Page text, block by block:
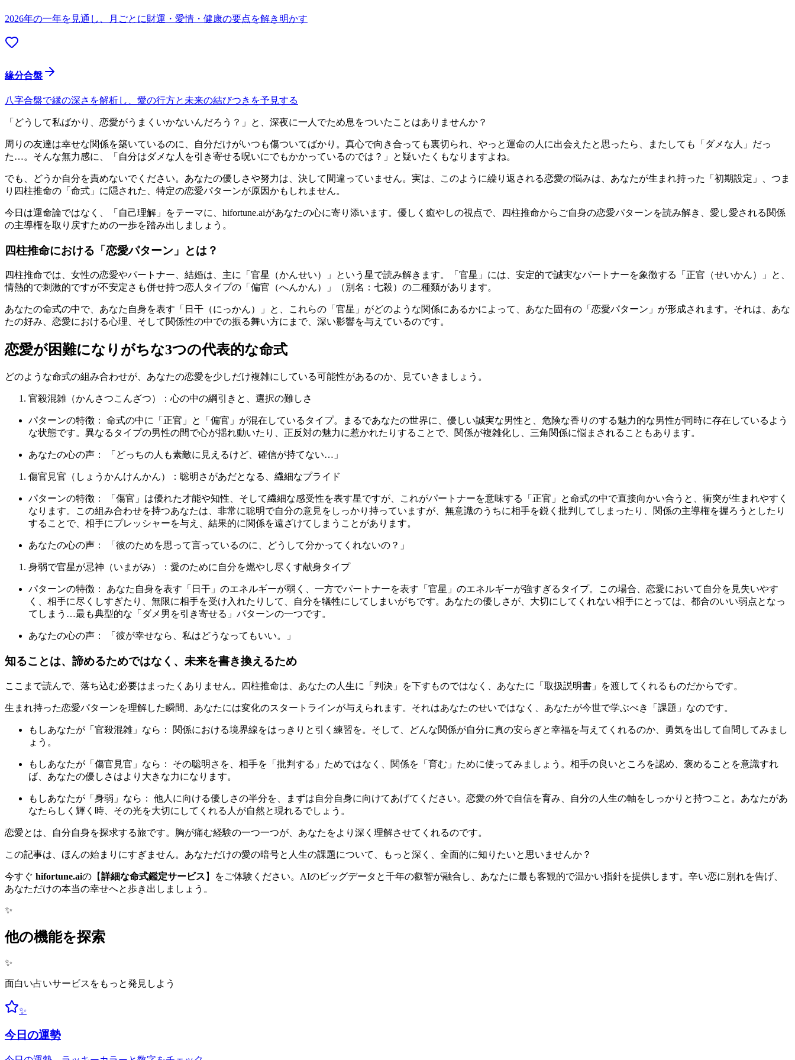
2026年の一年を見通し、月ごとに財運・愛情・健康の要点を解き明かす
緣分合盤
八字合盤で縁の深さを解析し、愛の行方と未来の結びつきを予見する
「どうして私ばかり、恋愛がうまくいかないんだろう？」と、深夜に一人でため息をついたことはありませんか？
周りの友達は幸せな関係を築いているのに、自分だけがいつも傷ついてばかり。真心で向き合っても裏切られ、やっと運命の人に出会えたと思ったら、またしても「ダメな人」だっ
た…。そんな無力感に、「自分はダメな人を引き寄せる呪いにでもかかっているのでは？」と疑いたくもなりますよね。
でも、どうか自分を責めないでください。あなたの優しさや努力は、決して間違っていません。実は、このように繰り返される恋愛の悩みは、あなたが生まれ持った「初期設定」、つま
り四柱推命の「命式」に隠された、特定の恋愛パターンが原因かもしれません。
今日は運命論ではなく、「自己理解」をテーマに、hifortune.aiがあなたの心に寄り添います。優しく癒やしの視点で、四柱推命からご自身の恋愛パターンを読み解き、愛し愛される関係
の主導権を取り戻すための一歩を踏み出しましょう。
四柱推命における「恋愛パターン」とは？
四柱推命では、女性の恋愛やパートナー、結婚は、主に「官星（かんせい）」という星で読み解きます。「官星」には、安定的で誠実なパートナーを象徴する「正官（せいかん）」と、
情熱的で刺激的ですが不安定さも併せ持つ恋人タイプの「偏官（へんかん）」（別名：七殺）の二種類があります。
あなたの命式の中で、あなた自身を表す「日干（にっかん）」と、これらの「官星」がどのような関係にあるかによって、あなた固有の「恋愛パターン」が形成されます。それは、あな
たの好み、恋愛における心理、そして関係性の中での振る舞い方にまで、深い影響を与えているのです。
恋愛が困難になりがちな3つの代表的な命式
どのような命式の組み合わせが、あなたの恋愛を少しだけ複雑にしている可能性があるのか、見ていきましょう。
官殺混雑（かんさつこんざつ）：心の中の綱引きと、選択の難しさ
パターンの特徴： 命式の中に「正官」と「偏官」が混在しているタイプ。まるであなたの世界に、優しい誠実な男性と、危険な香りのする魅力的な男性が同時に存在しているよう
な状態です。異なるタイプの男性の間で心が揺れ動いたり、正反対の魅力に惹かれたりすることで、関係が複雑化し、三角関係に悩まされることもあります。
あなたの心の声： 「どっちの人も素敵に見えるけど、確信が持てない…」
傷官見官（しょうかんけんかん）：聡明さがあだとなる、繊細なプライド
パターンの特徴： 「傷官」は優れた才能や知性、そして繊細な感受性を表す星ですが、これがパートナーを意味する「正官」と命式の中で直接向かい合うと、衝突が生まれやすく
なります。この組み合わせを持つあなたは、非常に聡明で自分の意見をしっかり持っていますが、無意識のうちに相手を鋭く批判してしまったり、関係の主導権を握ろうとしたり
することで、相手にプレッシャーを与え、結果的に関係を遠ざけてしまうことがあります。
あなたの心の声： 「彼のためを思って言っているのに、どうして分かってくれないの？」
身弱で官星が忌神（いまがみ）：愛のために自分を燃やし尽くす献身タイプ
パターンの特徴： あなた自身を表す「日干」のエネルギーが弱く、一方でパートナーを表す「官星」のエネルギーが強すぎるタイプ。この場合、恋愛において自分を見失いやす
く、相手に尽くしすぎたり、無限に相手を受け入れたりして、自分を犠牲にしてしまいがちです。あなたの優しさが、大切にしてくれない相手にとっては、都合のいい弱点となっ
てしまう…最も典型的な「ダメ男を引き寄せる」パターンの一つです。
あなたの心の声： 「彼が幸せなら、私はどうなってもいい。」
知ることは、諦めるためではなく、未来を書き換えるため
ここまで読んで、落ち込む必要はまったくありません。四柱推命は、あなたの人生に「判決」を下すものではなく、あなたに「取扱説明書」を渡してくれるものだからです。
生まれ持った恋愛パターンを理解した瞬間、あなたには変化のスタートラインが与えられます。それはあなたのせいではなく、あなたが今世で学ぶべき「課題」なのです。
もしあなたが「官殺混雑」なら： 関係における境界線をはっきりと引く練習を。そして、どんな関係が自分に真の安らぎと幸福を与えてくれるのか、勇気を出して自問してみまし
ょう。
もしあなたが「傷官見官」なら： その聡明さを、相手を「批判する」ためではなく、関係を「育む」ために使ってみましょう。相手の良いところを認め、褒めることを意識すれ
ば、あなたの優しさはより大きな力になります。
もしあなたが「身弱」なら： 他人に向ける優しさの半分を、まずは自分自身に向けてあげてください。恋愛の外で自信を育み、自分の人生の軸をしっかりと持つこと。あなたがあ
なたらしく輝く時、その光を大切にしてくれる人が自然と現れるでしょう。
恋愛とは、自分自身を探求する旅です。胸が痛む経験の一つ一つが、あなたをより深く理解させてくれるのです。
この記事は、ほんの始まりにすぎません。あなただけの愛の暗号と人生の課題について、もっと深く、全面的に知りたいと思いませんか？
今すぐ hifortune.aiの【詳細な命式鑑定サービス 】をご体験ください。AIのビッグデータと千年の叡智が融合し、あなたに最も客観的で温かい指針を提供します。辛い恋に別れを告げ、
あなただけの本当の幸せへと歩き出しましょう。
✨
他の機能を探索
✨
面白い占いサービスをもっと発見しよう
✨
今日の運勢